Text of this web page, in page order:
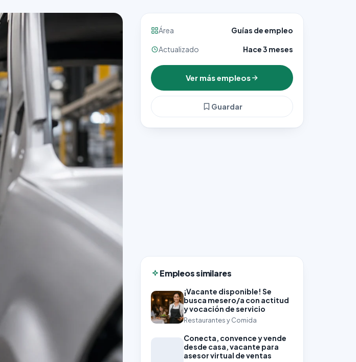
Área Guías de empleo
Actualizado Hace 3 meses
Ver más empleos
Guardar
Empleos similares
¡Vacante disponible! Se
busca mesero/a con actitud
y vocación de servicio
Restaurantes y Comida
Conecta, convence y vende
desde casa, vacante para
asesor virtual de ventas